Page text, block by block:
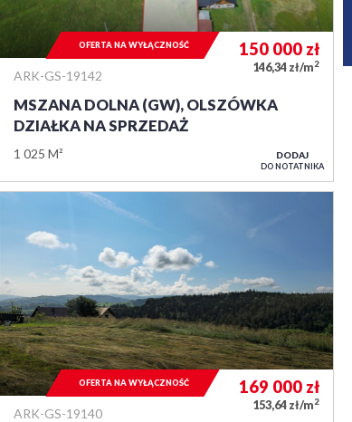
ARK-GS-19142
MSZANA DOLNA (GW), OLSZÓWKA
DZIAŁKA NA SPRZEDAŻ
1 025 M²
150 000 zł
146,34 zł/m2
OFERTA NA WYŁĄCZNOŚĆ
DODAJ
DO NOTATNIKA
ARK-GS-19140
169 000 zł
153,64 zł/m2
OFERTA NA WYŁĄCZNOŚĆ